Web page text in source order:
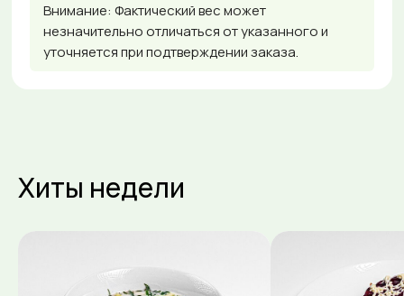
Внимание: Фактический вес может
незначительно отличаться от указанного и
уточняется при подтверждении заказа.
Хиты недели